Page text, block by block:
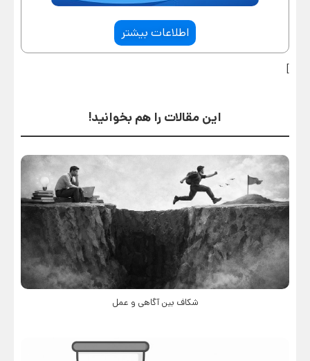
اطلاعات بیشتر
]
این مقالات را هم بخوانید!
شکاف بین آگاهی و عمل